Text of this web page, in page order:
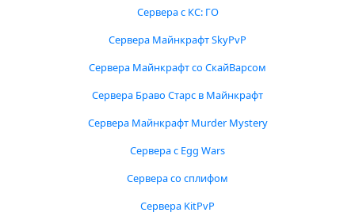
Сервера с КС: ГО
Сервера Майнкрафт SkyPvP
Сервера Майнкрафт со СкайВарсом
Сервера Браво Старс в Майнкрафт
Сервера Майнкрафт Murder Mystery
Сервера с Egg Wars
Сервера со сплифом
Сервера KitPvP